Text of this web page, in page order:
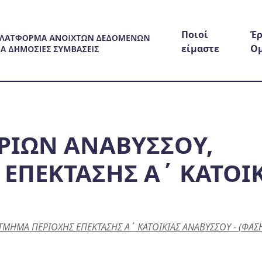
Ποιοί
είμαστε
ΑΝΑΒΥΣΣΟΥ,
Α΄
ΠΕΡΙΟΧΗΣ ΕΠΕΚΤΑΣΗΣ Α΄ ΚΑΤΟΙΚΙΑΣ ΑΝΑΒΥΣΣΟΥ -